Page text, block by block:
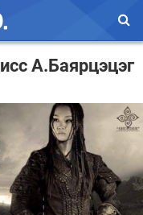
А.Баярцэцэг